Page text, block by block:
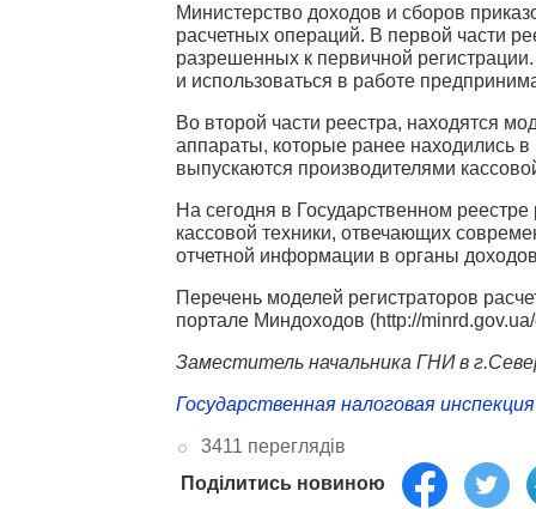
Министерство доходов и сборов
расчетных операций. В первой части
разрешенных к первичной
и использоваться в работе
Во второй части реестра, находятся
аппараты, которые ранее находились
выпускаются производителями
На сегодня в Государственном
кассовой техники, отвечающих
отчетной информации в органы
Перечень моделей регистраторов
портале Миндоходов (http://
Заместитель начальника ГНИ в
Государственная налоговая
3411 переглядів
Поділитись новиною